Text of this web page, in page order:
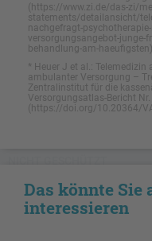
(https://www.zi.de/das-zi/
statements/detailansicht/
nachgefragt-
versorgungsangebot-junge-
behandlung-am-
* Heuer J et al.:
ambulanter Versorgung –
Zentralinstitut für die
Versorgungsatlas-Bericht
(https://doi.org/10.20364/
Das könnte Sie
interessieren